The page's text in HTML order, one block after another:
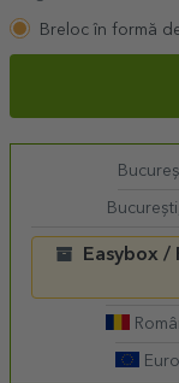
Breloc în formă
Easybox /